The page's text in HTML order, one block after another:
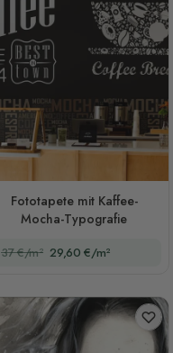
Fototapete mit Kaffee-
Mocha-Typografie
37 €/m² 29,60 €/m²